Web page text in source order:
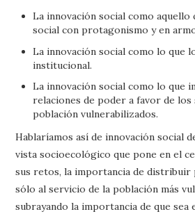
La innovación social como aquello
social con protagonismo y en
La innovación social como lo que
institucional.
La innovación social como lo que
relaciones de poder a favor de los
población vulnerabilizados.
Hablaríamos así de innovación social
vista socioecológico que pone en el
sus retos, la importancia de distribuir
sólo al servicio de la población más
subrayando la importancia de que sea